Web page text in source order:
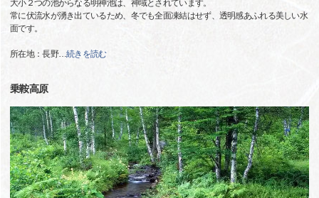
大小２つの池からなる明神池は、神域とされています。
常に伏流水が湧き出ているため、冬でも全面凍結はせず、透明感あふれる美しい水
面です。
所在地：長野…続きを読む
乗鞍高原